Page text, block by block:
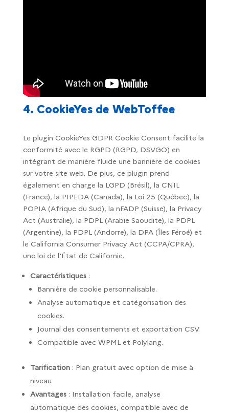
4. CookieYes de WebToffee
Le plugin CookieYes GDPR Cookie Consent facilite la
conformité avec le RGPD (RGPD, DSVGO) en
intégrant de manière fluide une bannière de cookies
sur votre site web. De plus, ce plugin prend
également en charge la LGPD (Brésil), la CNIL
(France), la PIPEDA (Canada), la Loi 25 (Québec), la
POPIA (Afrique du Sud), la nFADP (Suisse), la Privacy
Act (Australie), la PDPL (Arabie Saoudite), la PDPL
(Argentine), la PDPL (Andorre), la DPA (Îles Féroé) et
le California Consumer Privacy Act (CCPA/CPRA),
une loi de l'État de Californie.
Caractéristiques:
Bannière de cookie personnalisable.
Analyse automatique et catégorisation des
cookies.
Journal des consentements et exportation CSV.
Compatible avec WPML et Polylang.
Tarification: Plan gratuit avec option de mise à
niveau.
Avantages: Installation facile, analyse
automatique des cookies, compatible avec de